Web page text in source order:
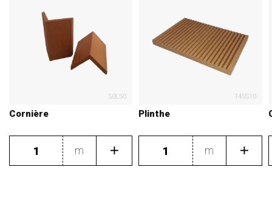
50L50
Cornière
m
145S10
Plinthe
m